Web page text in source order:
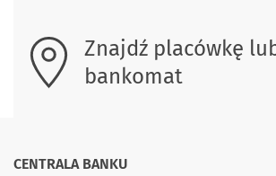
Znajdź placówkę
bankomat
CENTRALA BANKU